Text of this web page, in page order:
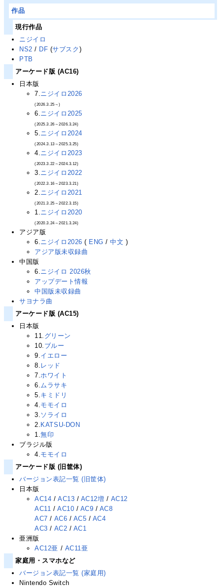
作品
現行作品
ニジイロ
NS2 / DF (サブスク )
PTB
アーケード版 (AC16)
日本版
7. ニジイロ2026
(2026.3.25～)
6. ニジイロ2025
(2025.3.26～2026.3.24)
5. ニジイロ2024
(2024.3.13～2025.3.25)
4. ニジイロ2023
(2023.3.22～2024.3.12)
3. ニジイロ2022
(2022.3.16～2023.3.21)
2. ニジイロ2021
(2021.3.25～2022.3.15)
1. ニジイロ2020
(2020.3.24～2021.3.24)
アジア版
6. ニジイロ2026 ( ENG /中文 )
アジア版未収録曲
中国版
6. ニジイロ 2026秋
アップデート情報
中国版未収録曲
サヨナラ曲
アーケード版 (AC15)
日本版
11. グリーン
10. ブルー
9. イエロー
8. レッド
7. ホワイト
6. ムラサキ
5. キミドリ
4. モモイロ
3. ソライロ
2. KATSU-DON
1.無印
ブラジル版
4. モモイロ
アーケード版 (旧筐体)
バージョン表記一覧 (旧筐体)
日本版
AC14 /AC13 / AC12増 / AC12
AC11 /AC10 / AC9 / AC8
AC7 / AC6 / AC5 / AC4
AC3 / AC2 / AC1
亜洲版
AC12亜 / AC11亜
家庭用・スマホなど
バージョン表記一覧 (家庭用)
Nintendo Switch